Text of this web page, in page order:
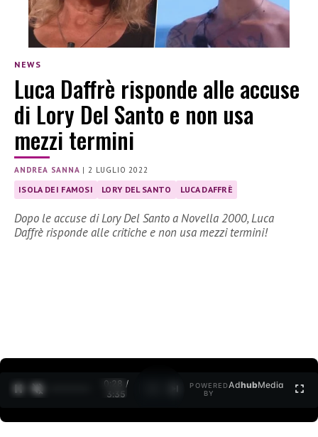
NEWS
Luca Daffrè risponde alle accuse
di Lory Del Santo e non usa
mezzi termini
ANDREA SANNA |2 LUGLIO 2022
ISOLA DEI FAMOSI LORY DEL SANTO LUCA DAFFRÈ
Dopo le accuse di Lory Del Santo a Novella 2000, Luca
Daffrè risponde alle critiche e non usa mezzi termini!
0:30 /
3:35
POWERED
BY
AdhubMedia